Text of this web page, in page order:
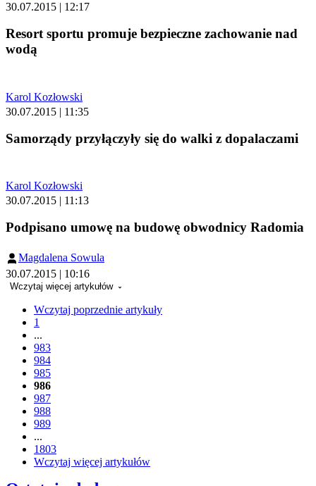
30.07.2015 | 12:17
Resort sportu promuje bezpieczne zachowanie nad
wodą
Karol Kozłowski
30.07.2015 | 11:35
Samorządy przyłączyły się do walki z dopalaczami
Karol Kozłowski
30.07.2015 | 11:13
Podpisano umowę na budowę obwodnicy Radomia
Magdalena Sowula
30.07.2015 | 10:16
Wczytaj więcej artykułów
Wczytaj poprzednie artykuły
1
...
983
984
985
986
987
988
989
...
1803
Wczytaj więcej artykułów